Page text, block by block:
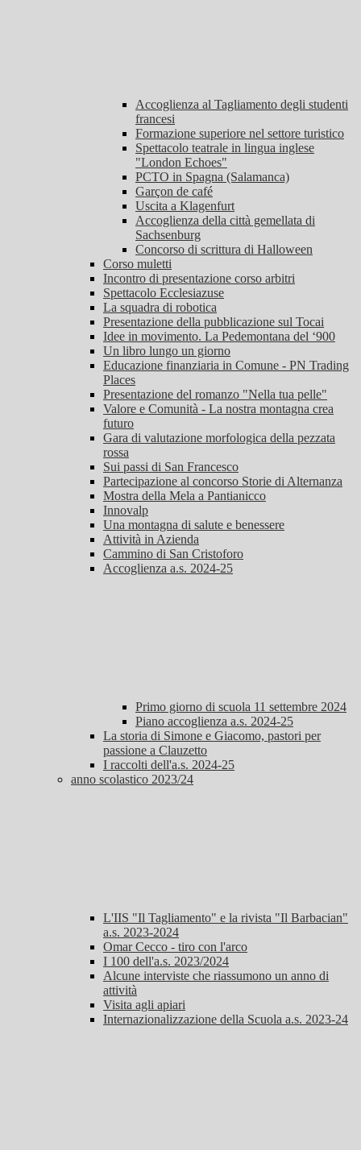
Accoglienza al Tagliamento degli studenti
francesi
Formazione superiore nel settore turistico
Spettacolo teatrale in lingua inglese
"London Echoes"
PCTO in Spagna (Salamanca)
Garçon de café
Uscita a Klagenfurt
Accoglienza della città gemellata di
Sachsenburg
Concorso di scrittura di Halloween
Corso muletti
Incontro di presentazione corso arbitri
Spettacolo Ecclesiazuse
La squadra di robotica
Presentazione della pubblicazione sul Tocai
Idee in movimento. La Pedemontana del ‘900
Un libro lungo un giorno
Educazione finanziaria in Comune - PN Trading
Places
Presentazione del romanzo "Nella tua pelle"
Valore e Comunità - La nostra montagna crea
futuro
Gara di valutazione morfologica della pezzata
rossa
Sui passi di San Francesco
Partecipazione al concorso Storie di Alternanza
Mostra della Mela a Pantianicco
Innovalp
Una montagna di salute e benessere
Attività in Azienda
Cammino di San Cristoforo
Accoglienza a.s. 2024-25
Primo giorno di scuola 11 settembre 2024
Piano accoglienza a.s. 2024-25
La storia di Simone e Giacomo, pastori per
passione a Clauzetto
I raccolti dell'a.s. 2024-25
anno scolastico 2023/24
L'IIS "Il Tagliamento" e la rivista "Il Barbacian"
a.s. 2023-2024
Omar Cecco - tiro con l'arco
I 100 dell'a.s. 2023/2024
Alcune interviste che riassumono un anno di
attività
Visita agli apiari
Internazionalizzazione della Scuola a.s. 2023-24